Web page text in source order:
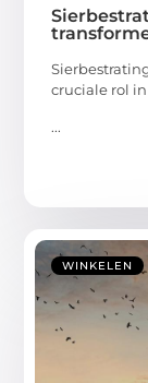
cruciale rol
...
WINKELEN